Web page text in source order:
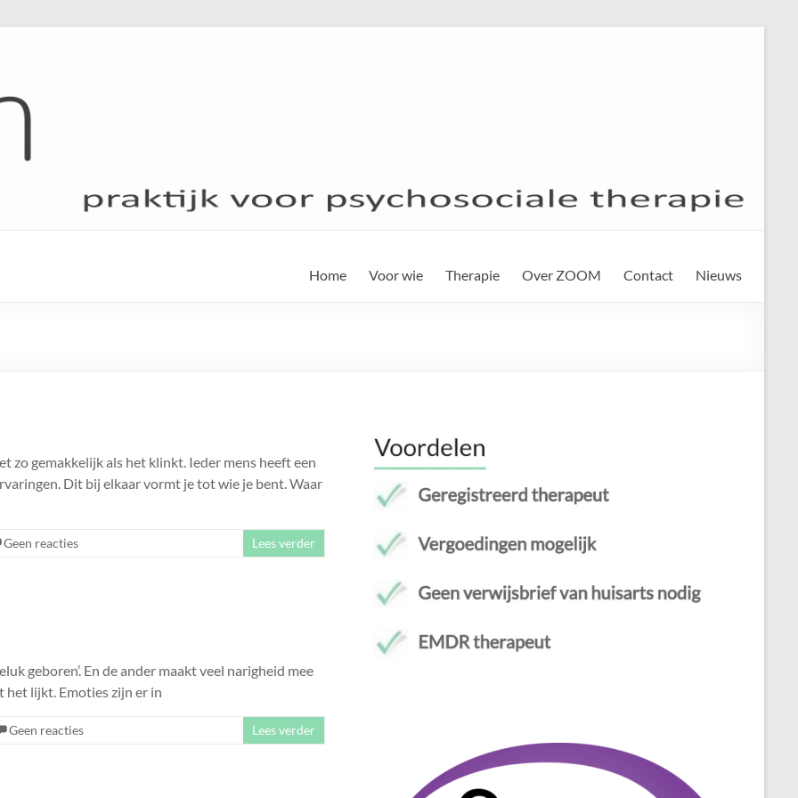
Home Voor wie Therapie Over ZOOM Contact Nieuws
zo gemakkelijk als het klinkt. Ieder mens heeft een
Dit bij elkaar vormt je tot wie je bent. Waar
Geen reacties Lees verder
geboren’. En de ander maakt veel narigheid mee
het lijkt. Emoties zijn er in
Geen reacties Lees verder